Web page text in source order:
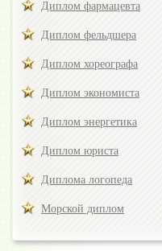
Диплом фармацевта
Диплом фельдшера
Диплом хореографа
Диплом экономиста
Диплом энергетика
Диплом юриста
Диплома логопеда
Морской диплом